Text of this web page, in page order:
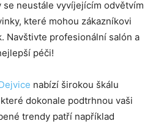
neustále vyvíjejícím odvětvím
které mohou zákazníkovi
Navštivte profesionální salón a
péči!
nabízí širokou škálu
dokonale podtrhnou vaši
trendy patří například